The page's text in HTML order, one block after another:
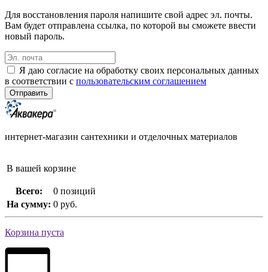
Для восстановления пароля напишите свой адрес эл. почты.
Вам будет отправлена ссылка, по которой вы сможете ввести
новый пароль.
Я даю согласие на обработку своих персональных данных
в соответствии с пользовательским соглашением
интернет-магазин сантехники и отделочных материалов
В вашей корзине
Всего:
0 позиций
На сумму: 0 руб.
Корзина пуста